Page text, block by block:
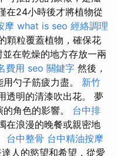
在24小時後才將植物從
摩 what is seo 經絡調理
顆粒覆蓋植物，確保花
在乾燥的地方存放一兩
費用 seo 關鍵字 然後，
勺子筋疲力盡。 新竹
透明的清漆吹出花。 夢
角色的影響。 台中排
在浪漫的晚餐或親密地
台中整骨 台中精油按摩
人的慾望和希望，從愛